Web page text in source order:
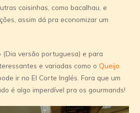
coisinhas, como bacalhau, e
assim dá pra economizar um
(Dia versão portuguesa) e para
e variadas como oQueijo
ir no El Corte Inglés. Fora que um
é algo imperdível pra os gourmands!